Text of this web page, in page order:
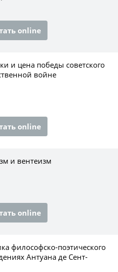
online
и цена победы советского
войне
online
и вентеизм
online
философско-поэтического
Антуана де Сент-